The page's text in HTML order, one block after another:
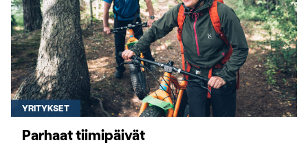
YRITYKSET
Parhaat tiimipäivät